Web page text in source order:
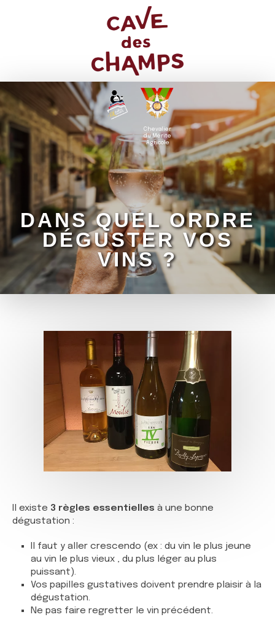
Chevalier
du Mérite
Agricole
DANS QUEL ORDRE
DÉGUSTER VOS
VINS ?
Il existe 3 règles essentielles à une bonne
dégustation :
Il faut y aller crescendo (ex : du vin le plus jeune
au vin le plus vieux , du plus léger au plus
puissant).
Vos papilles gustatives doivent prendre plaisir à la
dégustation.
Ne pas faire regretter le vin précédent.